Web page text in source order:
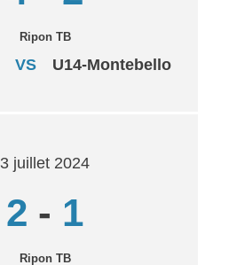
Ripon TB
VS U14-Montebello
3 juillet 2024
2 - 1
Ripon TB